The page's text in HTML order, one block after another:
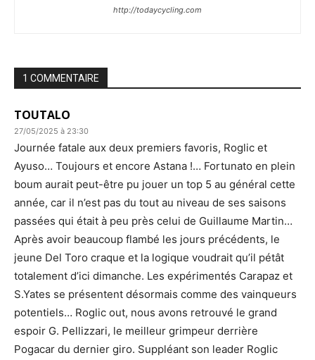
http://todaycycling.com
1 COMMENTAIRE
TOUTALO
27/05/2025 à 23:30
Journée fatale aux deux premiers favoris, Roglic et
Ayuso… Toujours et encore Astana !… Fortunato en plein
boum aurait peut-être pu jouer un top 5 au général cette
année, car il n’est pas du tout au niveau de ses saisons
passées qui était à peu près celui de Guillaume Martin…
Après avoir beaucoup flambé les jours précédents, le
jeune Del Toro craque et la logique voudrait qu’il pétât
totalement d’ici dimanche. Les expérimentés Carapaz et
S.Yates se présentent désormais comme des vainqueurs
potentiels… Roglic out, nous avons retrouvé le grand
espoir G. Pellizzari, le meilleur grimpeur derrière
Pogacar du dernier giro. Suppléant son leader Roglic